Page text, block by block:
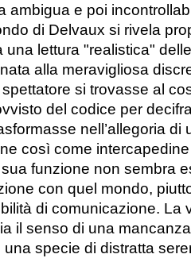
ambigua e poi
di Delvaux si rivela
una lettura "realistica"
alla meravigliosa
si trovasse al
del codice per
nell’allegoria di
così come
funzione non sembra
con quel mondo,
di comunicazione. La
il senso di una
specie di distratta